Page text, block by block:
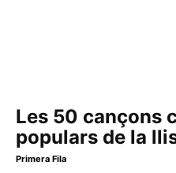
Les 50 cançons
populars de la
Primera Fila